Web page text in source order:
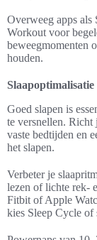
Overweeg apps
Workout voor
beweegmomenten
houden.
Slaapoptimalisatie
Goed slapen is
te versnellen. Richt
vaste bedtijden en
het slapen.
Verbeter je
lezen of lichte rek-
Fitbit of Apple
kies Sleep Cycle